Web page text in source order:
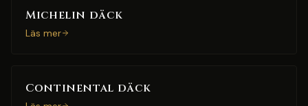
Michelin däck
Läs mer
Continental däck